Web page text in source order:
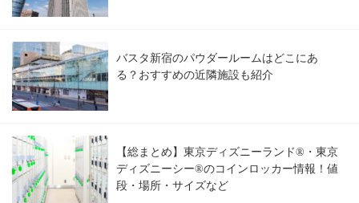
バスタ新宿のパウダールームはどこにあ
る？おすすめの近隣施設も紹介
【総まとめ】東京ディズニーランド®・東京
ディズニーシー®のコインロッカー情報！値
段・場所・サイズなど